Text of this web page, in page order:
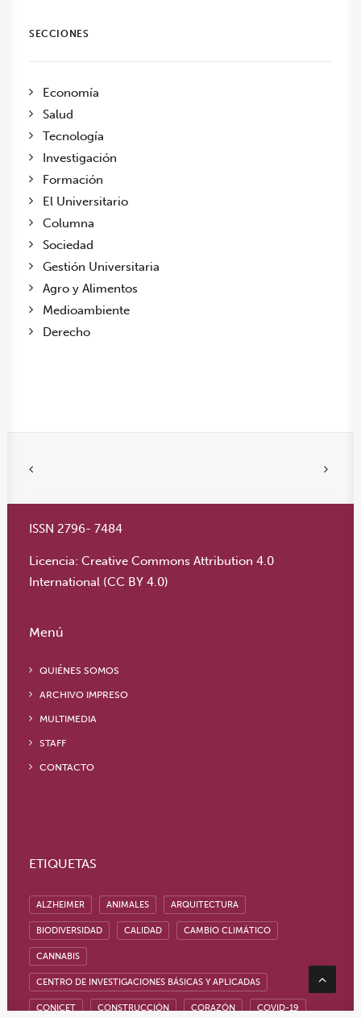
SECCIONES
Economía
Salud
Tecnología
Investigación
Formación
El Universitario
Columna
Sociedad
Gestión Universitaria
Agro y Alimentos
Medioambiente
Derecho
ISSN 2796- 7484
Licencia: Creative Commons Attribution 4.0
International (CC BY 4.0)
Menú
QUIÉNES SOMOS
ARCHIVO IMPRESO
MULTIMEDIA
STAFF
CONTACTO
ETIQUETAS
ALZHEIMER ANIMALES ARQUITECTURA
BIODIVERSIDAD CALIDAD CAMBIO CLIMÁTICO
CANNABIS
CENTRO DE INVESTIGACIONES BÁSICAS Y APLICADAS
CONICET CONSTRUCCIÓN CORAZÓN COVID-19